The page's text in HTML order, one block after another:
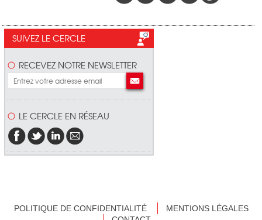
SUIVEZ LE CERCLE
RECEVEZ NOTRE NEWSLETTER
LE CERCLE EN RÉSEAU
POLITIQUE DE CONFIDENTIALITÉ
MENTIONS LÉGALES